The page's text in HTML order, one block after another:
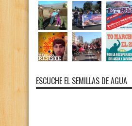
ESCUCHE EL SEMILLAS DE AGUA